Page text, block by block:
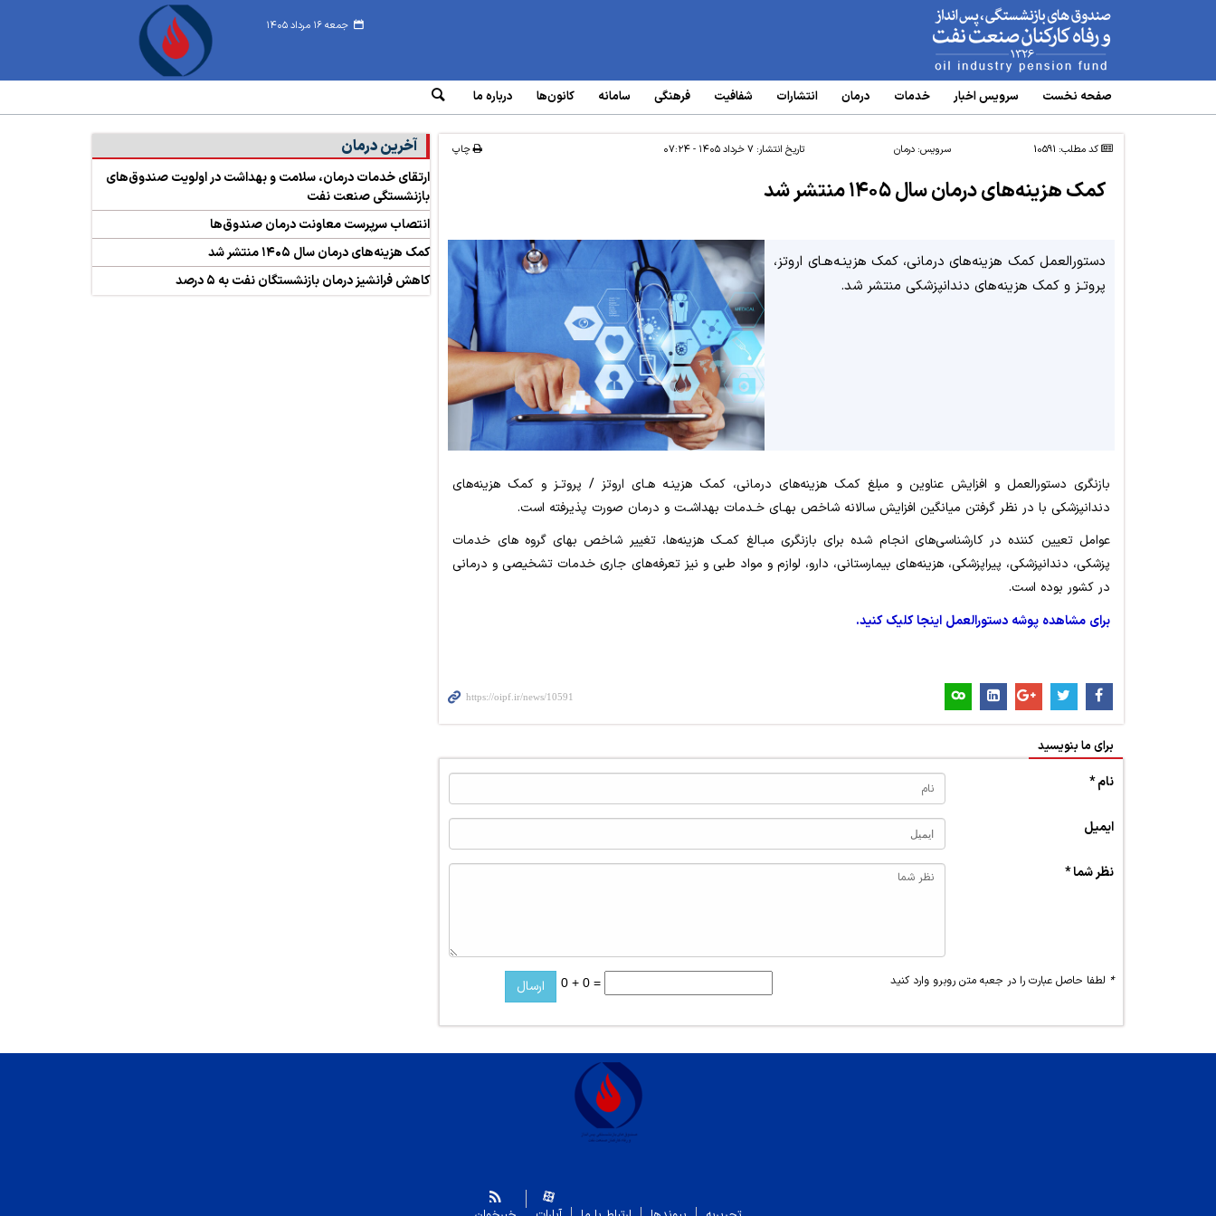
جمعه ۱۶ مرداد ۱۴۰۵ www.oipf.ir
صفحه نخست سرویس‌ اخبار خدمات درمان انتشارات شفافیت فرهنگی سامانه‌ کانون‌ها درباره ما
کد مطلب: 10591 سرویس:درمان تاریخ انتشار: ۷ خرداد ۱۴۰۵ - ۰۷:۲۴ چاپ
کمک‌ هزینه‌های درمان سال ۱۴۰۵ منتشر شد
دستورالعمل کمک هزینه‌های درمانی، کمک هزینـه‌هـای اروتز،
پروتـز و کمک هزینه‌های دندانپزشکی منتشر شد.
بازنگری دستورالعمل و افزایش عناوین و مبلغ کمک هزینه‌های درمانی، کمک هزینـه هـای اروتز / پروتـز و کمک هزینه‌های
دندانپزشکی با در نظر گرفتن میانگین افزایش سالانه شاخص بهـای خـدمات بهداشـت و درمان صورت پذیرفته است.
عوامل تعیین کننده در کارشناسی‌های انجام شده برای بازنگری مبـالغ کمـک هزینه‌ها، تغییر شاخص بهای گروه های خدمات
پزشکی، دندانپزشکی، پیراپزشکی، هزینه‌های بیمارستانی، دارو، لوازم و مواد طبی و نیز تعرفه‌های جاری خدمات تشخیصی و درمانی
در کشور بوده است.
برای مشاهده پوشه دستورالعمل اینجا کلیک کنید.
برای ما بنویسید
نام *
ایمیل
نظر شما *
* لطفا حاصل عبارت را در جعبه متن روبرو وارد کنید 0 + 0 =
آخرین درمان
ارتقای خدمات درمان، سلامت و بهداشت در اولویت صندوق‌های
بازنشستگی صنعت نفت
انتصاب سرپرست معاونت درمان صندوق‌ها
کمک‌ هزینه‌های درمان سال ۱۴۰۵ منتشر شد
کاهش فرانشیز درمان بازنشستگان نفت به ۵ درصد